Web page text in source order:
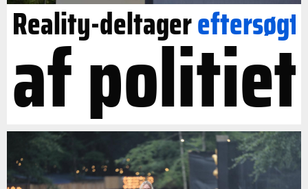
Reality-deltagereftersøgt
af politiet